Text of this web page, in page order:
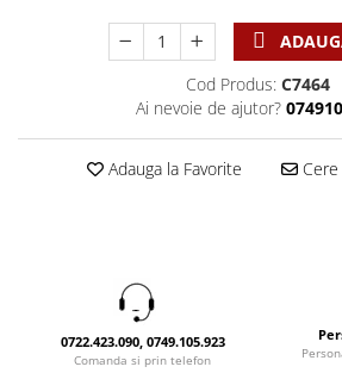
Viata de familie
Harfe / Partituri
Instrumente pastorale
Despre biserica
Comentarii
Obiecte decorative
Pix+Semn de carte
Tablouri din lemn
Pungi cadou cu versete
Suport pahar
Magneti
Cod Produs: C7464
Ai nevoie de ajutor?
Adauga la Favorite Cere
0722.423.090, 0749.105.923
Comanda si prin telefon